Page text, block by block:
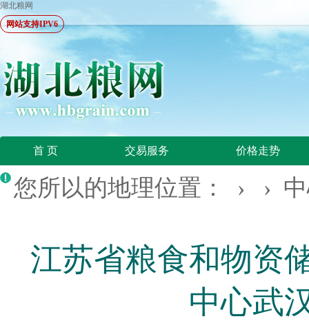
湖北粮网
网站支持IPV6
首 页 交易服务 价格走势
您所以的地理位置： › ›
江苏省粮食和物资
中心武